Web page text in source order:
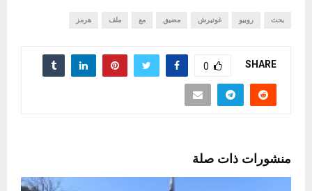
بحث روبيو غوتيرش مضيق مع ملف هرمز
SHARE
0
منشورات ذات صلة